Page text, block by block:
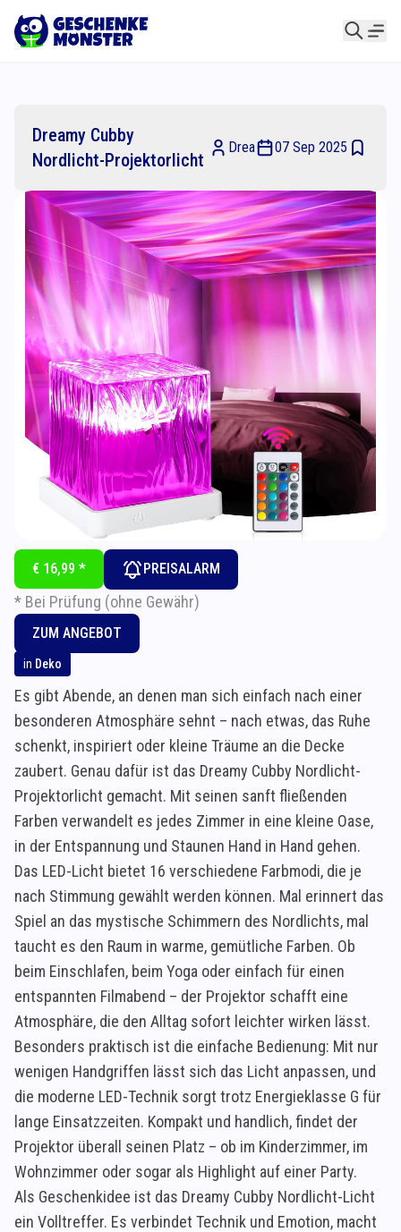
Dreamy Cubby
Nordlicht-Projektorlicht
Drea 07 Sep 2025
€ 16,99 * PREISALARM
* Bei Prüfung (ohne Gewähr)
ZUM ANGEBOT
in Deko
Es gibt Abende, an denen man sich einfach nach einer
besonderen Atmosphäre sehnt – nach etwas, das Ruhe
schenkt, inspiriert oder kleine Träume an die Decke
zaubert. Genau dafür ist das Dreamy Cubby Nordlicht-
Projektorlicht gemacht. Mit seinen sanft fließenden
Farben verwandelt es jedes Zimmer in eine kleine Oase,
in der Entspannung und Staunen Hand in Hand gehen.
Das LED-Licht bietet 16 verschiedene Farbmodi, die je
nach Stimmung gewählt werden können. Mal erinnert das
Spiel an das mystische Schimmern des Nordlichts, mal
taucht es den Raum in warme, gemütliche Farben. Ob
beim Einschlafen, beim Yoga oder einfach für einen
entspannten Filmabend – der Projektor schafft eine
Atmosphäre, die den Alltag sofort leichter wirken lässt.
Besonders praktisch ist die einfache Bedienung: Mit nur
wenigen Handgriffen lässt sich das Licht anpassen, und
die moderne LED-Technik sorgt trotz Energieklasse G für
lange Einsatzzeiten. Kompakt und handlich, findet der
Projektor überall seinen Platz – ob im Kinderzimmer, im
Wohnzimmer oder sogar als Highlight auf einer Party.
Als Geschenkidee ist das Dreamy Cubby Nordlicht-Licht
ein Volltreffer. Es verbindet Technik und Emotion, macht